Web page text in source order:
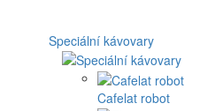
Speciální kávovary
Cafelat robot